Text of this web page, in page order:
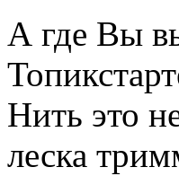
А где Вы
Нить это
леска